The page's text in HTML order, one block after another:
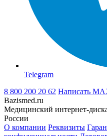
Telegram
8 800 200 20 62 Написать
Bazismed.ru
Медицинский интернет-
России
О компании Реквизиты